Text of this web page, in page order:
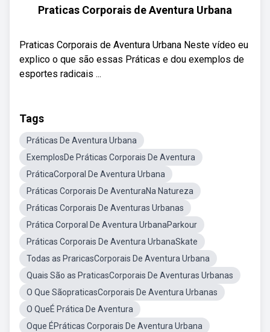
Praticas Corporais de Aventura Urbana
Praticas Corporais de Aventura Urbana Neste vídeo eu
explico o que são essas Práticas e dou exemplos de
esportes radicais ...
Tags
Práticas De Aventura Urbana
ExemplosDe Práticas Corporais De Aventura
PráticaCorporal De Aventura Urbana
Práticas Corporais De AventuraNa Natureza
Práticas Corporais De Aventuras Urbanas
Prática Corporal De Aventura UrbanaParkour
Práticas Corporais De Aventura UrbanaSkate
Todas as PraricasCorporais De Aventura Urbana
Quais São as PraticasCorporais De Aventuras Urbanas
O Que SãopraticasCorporais De Aventura Urbanas
O QueÉ Prática De Aventura
Oque ÉPráticas Corporais De Aventura Urbana